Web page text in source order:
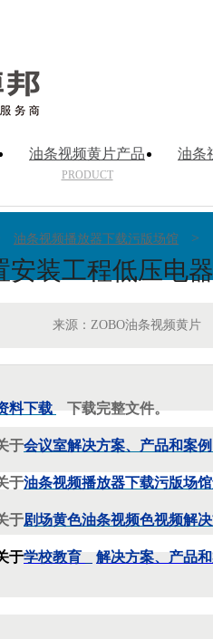
油条视频黄片产品
PRODUCT
油条
油条视频播放器下载污版场馆 >
安装工程低压电
来源：ZOBO油条视频黄片
料下载 下载完整文件。
于会议室解决方案、产品和案例
于油条视频播放器下载污版场馆
于剧场黄色油条视频色视频解决
于学校教育 解决方案、产品